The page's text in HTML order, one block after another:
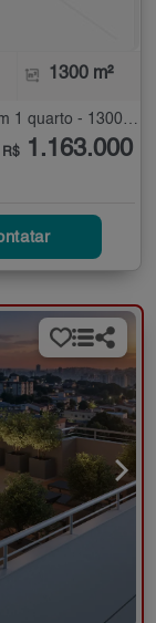
1300 m²
Apartamento à Venda no Jardim Paulista com 1 quarto - 1300 m²
R$ 1.163.000